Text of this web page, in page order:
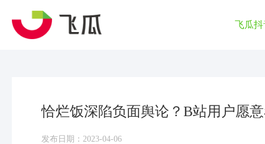
飞瓜抖
恰烂饭深陷负面舆论？B站用户愿
发布日期：2023-04-06